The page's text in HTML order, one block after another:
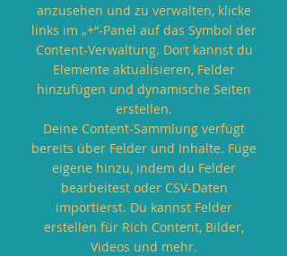
anzusehen und zu verwalten, klicke
links im „+“-Panel auf das Symbol der
Content-Verwaltung. Dort kannst du
Elemente aktualisieren, Felder
hinzufügen und dynamische Seiten
erstellen.
Deine Content-Sammlung verfügt
bereits über Felder und Inhalte. Füge
eigene hinzu, indem du Felder
bearbeitest oder CSV-Daten
importierst. Du kannst Felder
erstellen für Rich Content, Bilder,
Videos und mehr.